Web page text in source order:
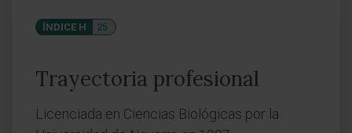
ÍNDICE H 25
Trayectoria profesional
Licenciada en Ciencias Biológicas por la